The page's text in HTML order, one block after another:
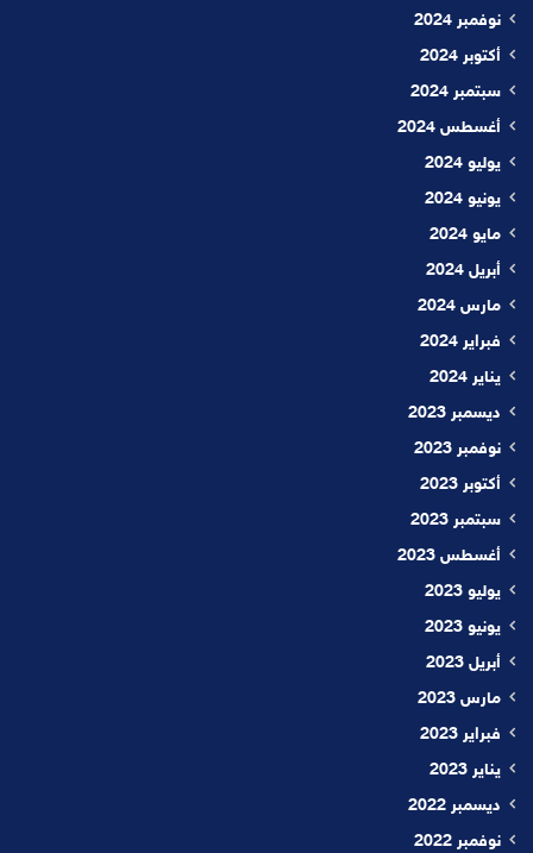
نوفمبر 2024
أكتوبر 2024
سبتمبر 2024
أغسطس 2024
يوليو 2024
يونيو 2024
مايو 2024
أبريل 2024
مارس 2024
فبراير 2024
يناير 2024
ديسمبر 2023
نوفمبر 2023
أكتوبر 2023
سبتمبر 2023
أغسطس 2023
يوليو 2023
يونيو 2023
أبريل 2023
مارس 2023
فبراير 2023
يناير 2023
ديسمبر 2022
نوفمبر 2022